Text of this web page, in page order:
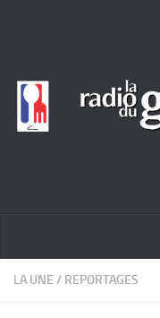
ACTUALITÉ
LA UNE / REPORTAGES